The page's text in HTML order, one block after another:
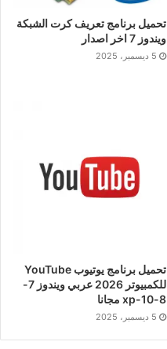
تحميل برنامج تعريف كرت الشبكة
ويندوز 7 اخر اصدار
5 ديسمبر، 2025
تحميل برنامج يوتيوب YouTube
للكمبيوتر 2026 عربي ويندوز 7-
8-10-xp مجانا
5 ديسمبر، 2025